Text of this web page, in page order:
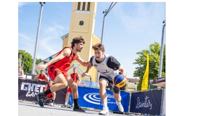
large_5hh5